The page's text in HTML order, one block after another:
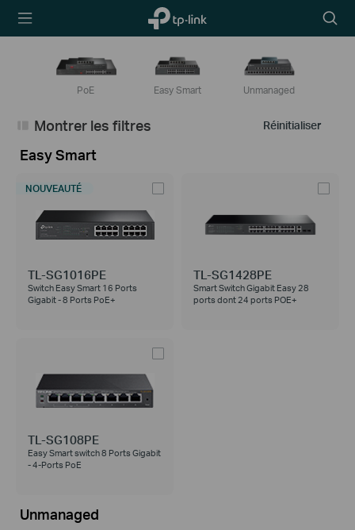
TP-Link,
Reliably
icon
PoE Easy Smart Unmanaged
Réinitialiser
Montrer les filtres
Easy Smart
NOUVEAUTÉ
TL-SG1016PE
Switch Easy Smart 16 Ports
Gigabit - 8 Ports PoE+
TL-SG1428PE
Smart Switch Gigabit Easy 28
ports dont 24 ports POE+
TL-SG108PE
Easy Smart switch 8 Ports Gigabit
- 4-Ports PoE
Unmanaged